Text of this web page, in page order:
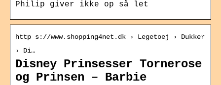
Philip giver ikke op så let
http s://www.shopping4net.dk › Legetoej › Dukker
› Di…
Disney Prinsesser Tornerose
og Prinsen – Barbie